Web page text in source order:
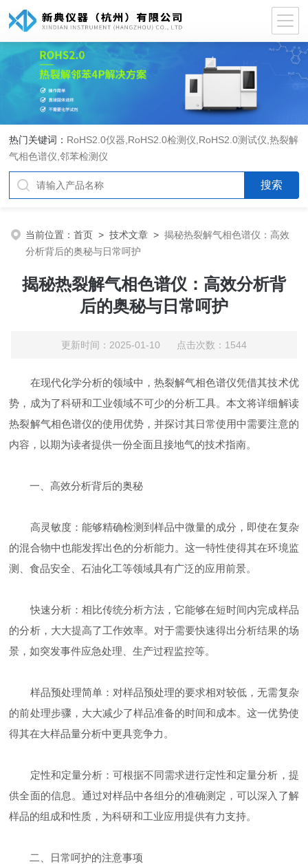
热门关键词： RoHS2.0仪器 RoHS2.0检测仪 RoHS2.0测试仪 ,热裂解
气相色谱仪 ,邻苯检测仪
当前位置：首页 >技术文章 >揭秘热裂解气相色谱仪：高效
分析背后的奥秘与日常呵护
揭秘热裂解气相色谱仪：高效分析背
后的奥秘与日常呵护
更新时间：2025-01-10 点击次数：1544
在现代化学分析的领域中，热裂解气相色谱仪凭借其技术优
势，成为了科研和工业领域不可少的分析工具。本文将详细解读
热裂解气相色谱仪的使用优势，并探讨其日常使用中需要注意的
内容，以期为读者提供一份全面且接地气的技术指南。
一、高效分析背后的奥秘
高灵敏度：能够精确检测到样品中微量的成分，即使在复杂
的混合物中也能发挥出色的分析能力。这一特性使得其在环境监
测、食品安全、石油化工等领域具有广泛的应用前景。
快速分析：相比传统分析方法，它能够在短时间内完成样品
的分析，大大提高了工作效率。对于需要快速得出分析结果的场
景，如突发事件应急处理、生产过程监控等。
样品预处理简单：对样品预处理的要求相对较低，无需复杂
的前处理步骤，大大减少了样品准备的时间和成本。这一优势使
得其在大样品量分析中更具竞争力。
定性和定量分析：可根据不同需求进行定性和定量分析，提
供全面的信息。通过对样品中各组分的准确测定，可以深入了解
样品的组成和性质，为科研和工业应用提供有力支持。
二、日常呵护的注意事项